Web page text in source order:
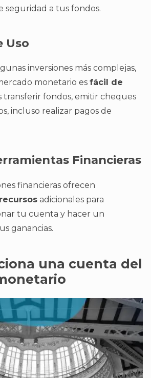
seguridad a tus fondos.
Uso
inversiones más complejas,
monetario es fácil de
transferir fondos, emitir cheques
incluso realizar pagos de
Financieras
financieras ofrecen
adicionales para
tu cuenta y hacer un
ganancias.
una cuenta del